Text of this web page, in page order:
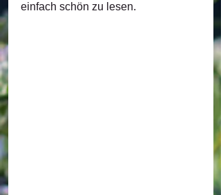
einfach schön zu lesen.